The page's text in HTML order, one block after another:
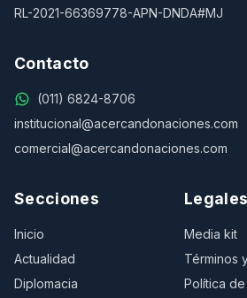
RL-2021-66369778-APN-DNDA#MJ
Contacto
(011) 6824-8706
institucional@acercandonaciones.com
comercial@acercandonaciones.com
Secciones
Inicio
Actualidad
Diplomacia
Legales
Media kit
Términos
Política